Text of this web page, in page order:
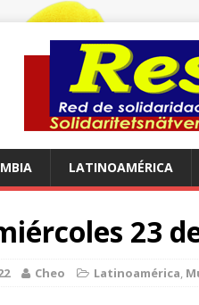
LATINOAMÉRICA
23
Cheo Latinoamérica,